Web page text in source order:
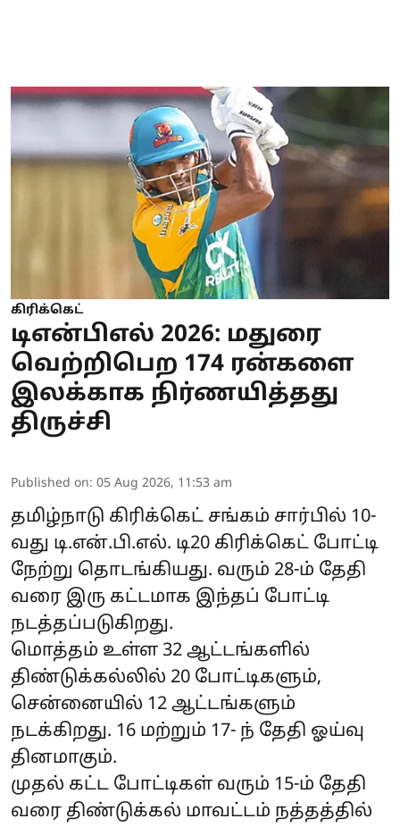
கிரிக்கெட்
டிஎன்பிஎல் 2026: மதுரை
வெற்றிபெற 174 ரன்களை
இலக்காக நிர்ணயித்தது
திருச்சி
Published on: 05 Aug 2026, 11:53 am
தமிழ்நாடு கிரிக்கெட் சங்கம் சார்பில் 10-
வது டி.என்.பி.எல். டி20 கிரிக்கெட் போட்டி
நேற்று தொடங்கியது. வரும் 28-ம் தேதி
வரை இரு கட்டமாக இந்தப் போட்டி
நடத்தப்படுகிறது.
மொத்தம் உள்ள 32 ஆட்டங்களில்
திண்டுக்கல்லில் 20 போட்டிகளும்,
சென்னையில் 12 ஆட்டங்களும்
நடக்கிறது. 16 மற்றும் 17- ந் தேதி ஓய்வு
தினமாகும்.
முதல் கட்ட போட்டிகள் வரும் 15-ம் தேதி
வரை திண்டுக்கல் மாவட்டம் நத்தத்தில்